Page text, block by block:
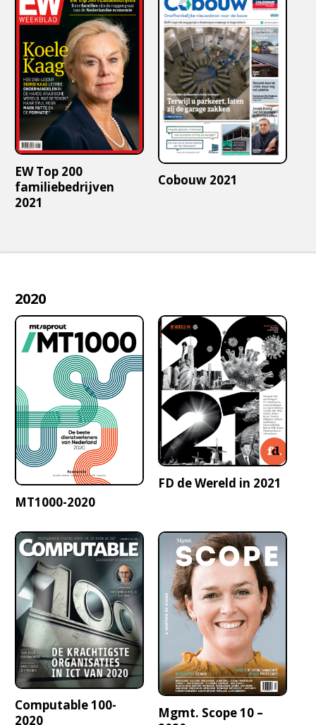
EW Top 200
familiebedrijven
2021
Cobouw 2021
2020
MT1000-2020
FD de Wereld in 2021
Computable 100-
2020
Mgmt. Scope 10 –